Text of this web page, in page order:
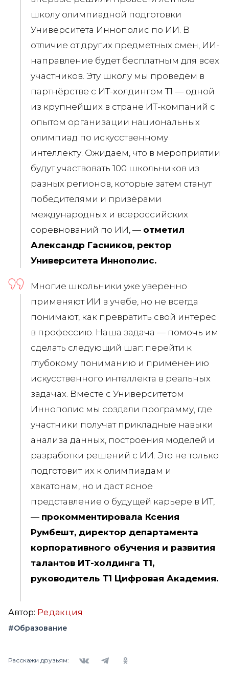
школу олимпиадной подготовки
Университета Иннополис по ИИ. В
отличие от других предметных смен, ИИ-
направление будет бесплатным для всех
участников. Эту школу мы проведём в
партнёрстве с ИТ-холдингом Т1 — одной
из крупнейших в стране ИТ-компаний с
опытом организации национальных
олимпиад по искусственному
интеллекту. Ожидаем, что в мероприятии
будут участвовать 100 школьников из
разных регионов, которые затем станут
победителями и призёрами
международных и всероссийских
соревнований по ИИ, — отметил
Александр Гасников, ректор
Университета Иннополис.
Многие школьники уже уверенно
применяют ИИ в учебе, но не всегда
понимают, как превратить свой интерес
в профессию. Наша задача — помочь им
сделать следующий шаг: перейти к
глубокому пониманию и применению
искусственного интеллекта в реальных
задачах. Вместе с Университетом
Иннополис мы создали программу, где
участники получат прикладные навыки
анализа данных, построения моделей и
разработки решений с ИИ. Это не только
подготовит их к олимпиадам и
хакатонам, но и даст ясное
представление о будущей карьере в ИТ,
— прокомментировала Ксения
Румбешт, директор департамента
корпоративного обучения и развития
талантов ИТ-холдинга Т1,
руководитель Т1 Цифровая Академия.
Автор: Редакция
#Образование
Расскажи друзьям: